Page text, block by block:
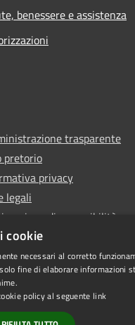
benessere e assistenza
trasparente
pretorio
privacy
legali
di accessibilità
cookie
necessari al corretto
fine di elaborare informazioni
policy al seguente link